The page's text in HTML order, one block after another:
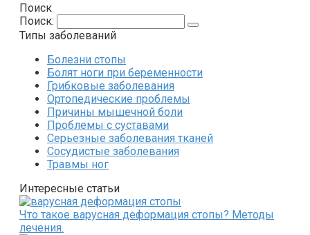
Поиск
Поиск:
Типы заболеваний
Болезни стопы
Болят ноги при беременности
Грибковые заболевания
Ортопедические проблемы
Причины мышечной боли
Проблемы с суставами
Серьезные заболевания тканей
Сосудистые заболевания
Травмы ног
Интересные статьи
Что такое варусная деформация стопы? Методы
лечения.